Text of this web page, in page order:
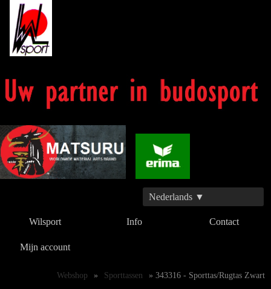
Nederlands ▼
Wilsport Info Contact
Mijn account
Webshop » Sporttassen » 343316 - Sporttas/Rugtas Zwart